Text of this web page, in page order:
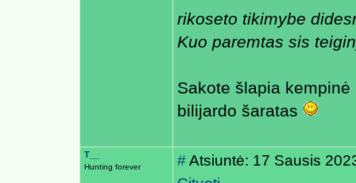
rikoseto tikimybe
Kuo paremtas sis
Sakote šlapia
bilijardo šaratas
T__
Hunting forever #Atsiuntė: 17 Sausis